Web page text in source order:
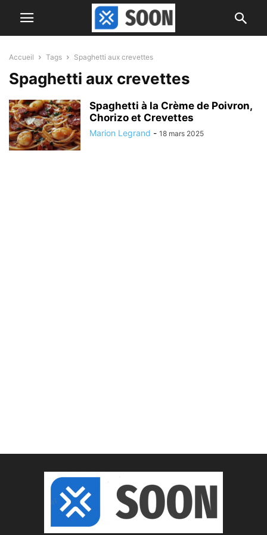
Accueil Tags Spaghetti aux crevettes
Spaghetti aux crevettes
Spaghetti à la Crème de Poivron,
Chorizo et Crevettes
Marion Legrand - 18 mars 2025